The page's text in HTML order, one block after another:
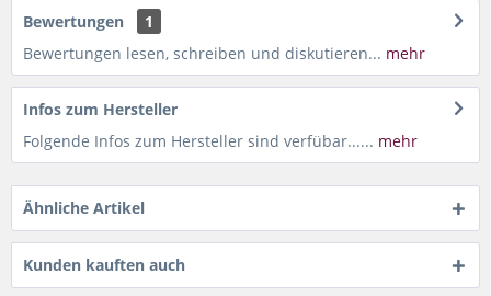
Bewertungen
1
Bewertungen lesen, schreiben und diskutieren... mehr
Infos zum Hersteller
Folgende Infos zum Hersteller sind verfübar...... mehr
Ähnliche Artikel
Kunden kauften auch